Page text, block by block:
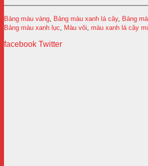
Bảng màu vàng, Bảng màu xanh lá cây, Bảng
Bảng màu xanh lục, Màu vôi, màu xanh lá cây
facebook Twitter